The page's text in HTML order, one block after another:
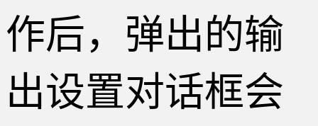
作后，弹出的输
出设置对话框会